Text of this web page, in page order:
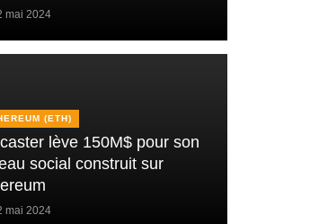
mai 2024
(ETH)
lève 150M$ pour son
social construit sur
mai 2024